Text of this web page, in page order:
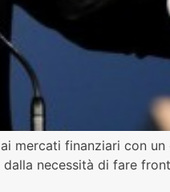
mercati finanziari con
necessità di fare